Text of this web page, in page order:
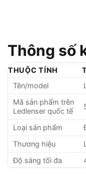
Thông số
THUỘC TÍNH
Tên/model
Mã sản phẩm trên
Ledlenser quốc tế
Loại sản phẩm
Thương hiệu
Độ sáng tối đa